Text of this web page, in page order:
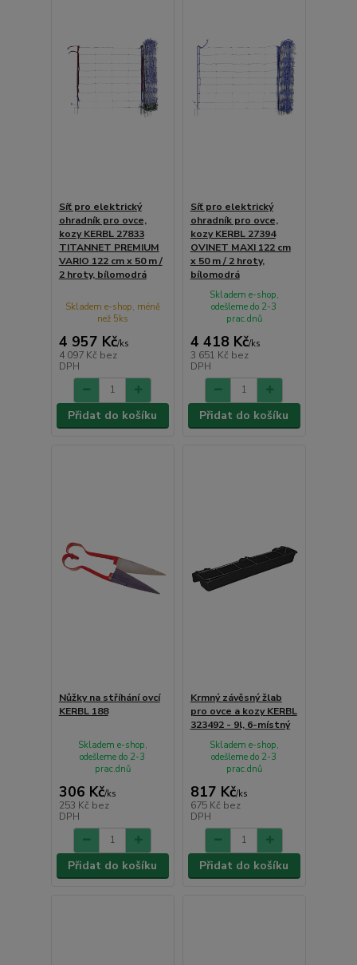
Síť pro elektrický
ohradník pro ovce,
kozy KERBL 27833
TITANNET PREMIUM
VARIO 122 cm x 50 m /
2 hroty, bílomodrá
4 957 Kč/ks
4 097 Kč bez
DPH
Skladem e-shop, méně
než 5ks
Přidat do košíku
Síť pro elektrický
ohradník pro ovce,
kozy KERBL 27394
OVINET MAXI 122 cm
x 50 m / 2 hroty,
bílomodrá
4 418 Kč/ks
3 651 Kč bez
DPH
Skladem e-shop,
odešleme do 2-3
prac.dnů
Přidat do košíku
Nůžky na stříhání ovcí
KERBL 188
306 Kč/ks
253 Kč bez
DPH
Skladem e-shop,
odešleme do 2-3
prac.dnů
Přidat do košíku
Krmný závěsný žlab
pro ovce a kozy KERBL
323492 - 9l, 6-místný
817 Kč/ks
675 Kč bez
DPH
Skladem e-shop,
odešleme do 2-3
prac.dnů
Přidat do košíku